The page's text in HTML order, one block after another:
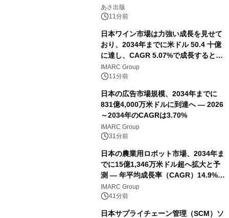
養としての蕎麦』2026年8月25日
（火）発売
あさ出版
11分前
日本ワイン市場は力強い成長を見せて
おり、2034年までに米ドル 50.4 十億
に達し、CAGR 5.07%で成長すると予
測
IMARC Group
11分前
日本の広告市場規模、2034年までに
831億4,000万米ドルに到達へ ― 2026
～2034年のCAGRは3.70%
IMARC Group
31分前
日本の農業用ロボット市場、2034年ま
でに15億1,346万米ドル超へ拡大と予
測 ― 年平均成長率（CAGR）14.9%を
記録
IMARC Group
41分前
日本サプライチェーン管理（SCM）ソ